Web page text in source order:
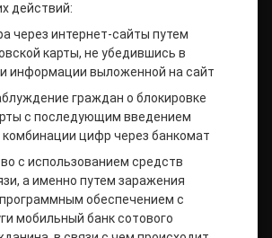
действий:
через интернет-сайты путем
карты, не убедившись в
информации выложенной на сайт
граждан о блокировке
с последующим введением
цифр через банкомат
с использованием средств
а именно путем заражения
обеспечением с
мобильный банк сотового